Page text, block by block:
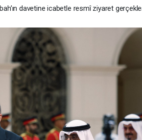
davetine icabetle resmî ziyaret